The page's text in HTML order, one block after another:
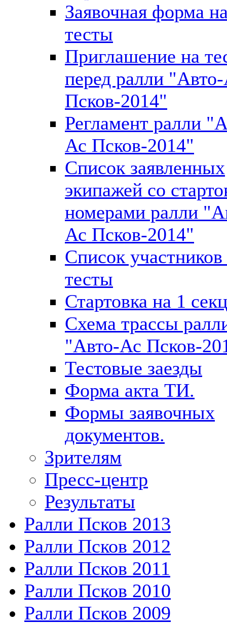
Заявочная форма
тесты
Приглашение на
перед ралли
Псков-2014"
Регламент ралли
Ас Псков-2014"
Список заявленных
экипажей со
номерами ралли
Ас Псков-2014"
Список участников
тесты
Стартовка на 1
Схема трассы
"Авто-Ас Псков-
Тестовые заезды
Форма акта ТИ.
Формы заявочных
документов.
Зрителям
Пресс-центр
Результаты
Ралли Псков 2013
Ралли Псков 2012
Ралли Псков 2011
Ралли Псков 2010
Ралли Псков 2009